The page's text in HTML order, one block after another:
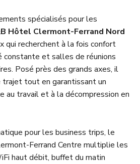
spécialisés pour les
Hôtel Clermont-Ferrand Nord
qui recherchent à la fois confort
constante et salles de réunions
Posé près des grands axes, il
tout en garantissant un
au travail et à la décompression en
pour les business trips, le
Ferrand Centre multiplie les
haut débit, buffet du matin